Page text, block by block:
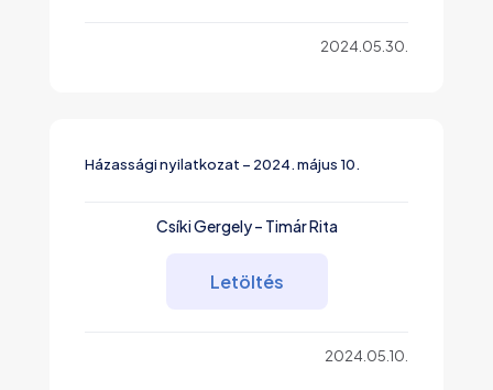
2024.05.30.
Házassági nyilatkozat – 2024. május 10.
Csíki Gergely – Timár Rita
Letöltés
2024.05.10.